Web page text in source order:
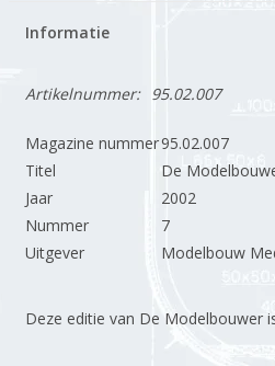
Informatie
Artikelnummer: 95.02.007
Magazine nummer95.02.007
Titel
De
Jaar
2002
Nummer
7
Uitgever
Modelbouw
Deze editie van De Modelbouwer